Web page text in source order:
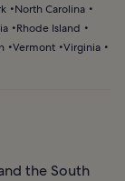
North Carolina
Rhode Island
Vermont Virginia
the South